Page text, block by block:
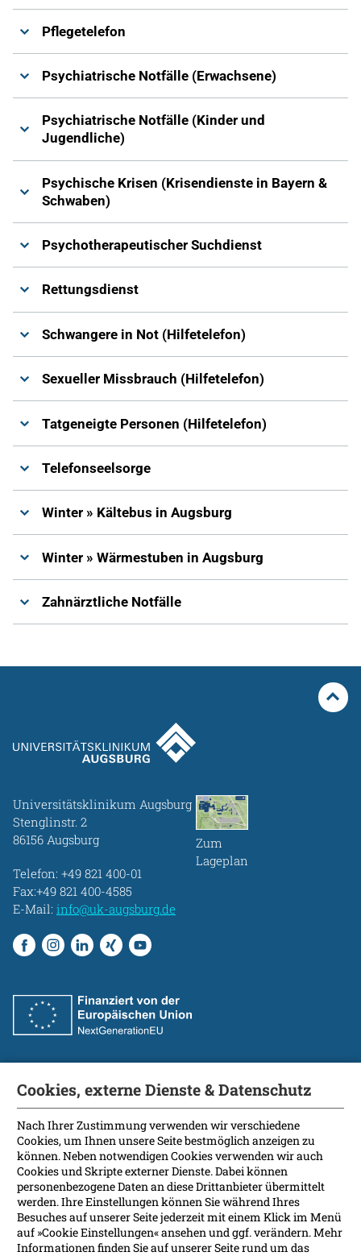
Pflegetelefon
Psychiatrische Notfälle (Erwachsene)
Psychiatrische Notfälle (Kinder und
Jugendliche)
Psychische Krisen (Krisendienste in Bayern &
Schwaben)
Psychotherapeutischer Suchdienst
Rettungsdienst
Schwangere in Not (Hilfetelefon)
Sexueller Missbrauch (Hilfetelefon)
Tatgeneigte Personen (Hilfetelefon)
Telefonseelsorge
Winter » Kältebus in Augsburg
Winter » Wärmestuben in Augsburg
Zahnärztliche Notfälle
Universitätsklinikum Augsburg
Stenglinstr. 2
86156 Augsburg
Telefon: +49 821 400-01
Fax:+49 821 400-4585
E-Mail: info@uk-augsburg.de
Zum
Lageplan
Fakultät
International Patients
Kontakt
Presse
Soziale Medien
Barrierefreiheit
Datenschutz
Cookies, externe Dienste & Datenschutz
Nach Ihrer Zustimmung verwenden wir verschiedene
Cookies, um Ihnen unsere Seite bestmöglich anzeigen zu
können. Neben notwendigen Cookies verwenden wir auch
Cookies und Skripte externer Dienste. Dabei können
personenbezogene Daten an diese Drittanbieter übermittelt
werden. Ihre Einstellungen können Sie während Ihres
Besuches auf unserer Seite jederzeit mit einem Klick im Menü
auf »Cookie Einstellungen« ansehen und ggf. verändern. Mehr
Informationen finden Sie auf unserer Seite rund um das